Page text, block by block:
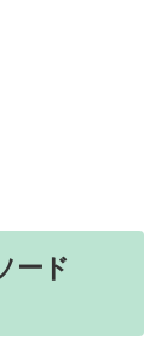
ード